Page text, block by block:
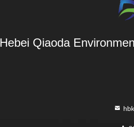
Hebei Qiaoda